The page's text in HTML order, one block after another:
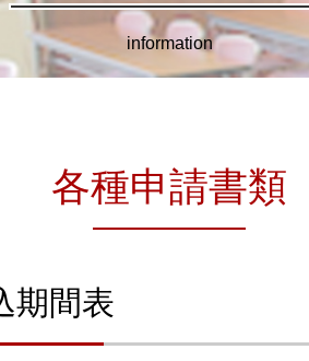
information
各種申請書類
期間表